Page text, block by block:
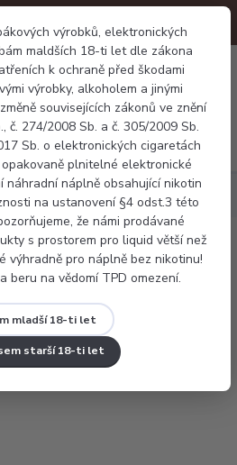
výrobků, elektronických
maldších 18-ti let dle zákona
k ochraně před škodami
výrobky, alkoholem a jinými
souvisejících zákonů ve znění
č. 274/2008 Sb. a č. 305/2009 Sb.
Sb. o elektronických cigaretách
plnitelné elektronické
náplně obsahující nikotin
na ustanovení §4 odst.3 této
že námi prodávané
s prostorem pro liquid větší než
výhradně pro náplně bez nikotinu!
beru na vědomí TPD omezení.
mladší 18-ti let
starší 18-ti let
Menu
0 Kč
Vaporesso ECO NANO 2
2